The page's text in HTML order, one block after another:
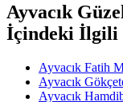
Ayvacık
İçindeki İlgili
Ayvacık Fatih
Ayvacık
Ayvacık